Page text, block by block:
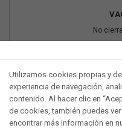
No
Utilizamos cookies propias y
experiencia de navegación,
contenido. Al hacer clic en
de cookies, también puedes
encontrar más información en